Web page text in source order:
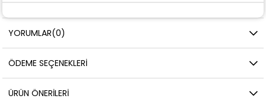
YORUMLAR(0)
ÖDEME SEÇENEKLERI
ÜRÜN ÖNERILERI